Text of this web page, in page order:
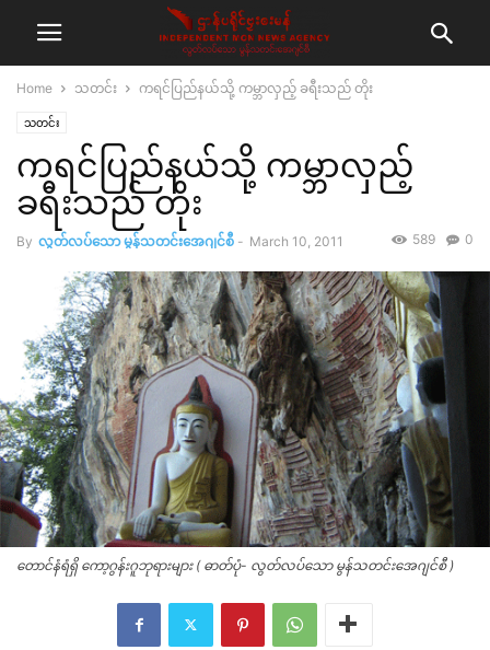
Home သတင်း ကရင်ပြည်နယ်သို့ ကမ္ဘာလှည့် ခရီးသည် တိုး
သတင်း
ကရင်ပြည်နယ်သို့ ကမ္ဘာလှည့်
ခရီးသည် တိုး
By လွတ်လပ်သော မွန်သတင်းအေဂျင်စီ - March 10, 2011 0
589
တောင်နံရံရှိ ကော့ဂွန်းဂူဘုရားများ ( ဓာတ်ပုံ- လွတ်လပ်သော မွန်သတင်းအေဂျင်စီ )